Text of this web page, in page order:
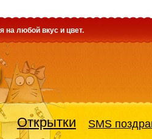
на любой вкус и цвет.
Открытки SMS